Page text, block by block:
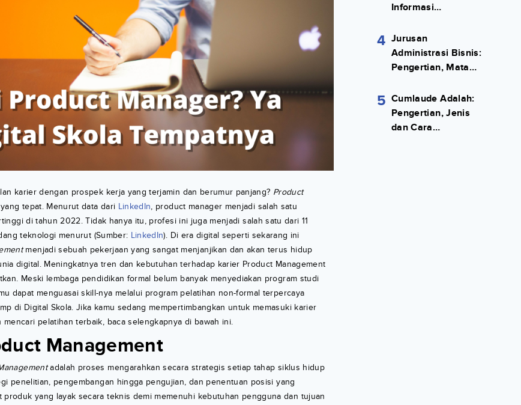
karier dengan prospek kerja yang terjamin dan berumur panjang? Product
tepat. Menurut data dari LinkedIn, product manager menjadi salah satu
di tahun 2022. Tidak hanya itu, profesi ini juga menjadi salah satu dari 11
teknologi menurut (Sumber: LinkedIn). Di era digital seperti sekarang ini
menjadi sebuah pekerjaan yang sangat menjanjikan dan akan terus hidup
digital. Meningkatnya tren dan kebutuhan terhadap karier Product Management
Meski lembaga pendidikan formal belum banyak menyediakan program studi
dapat menguasai skill-nya melalui program pelatihan non-formal terpercaya
di Digital Skola. Jika kamu sedang mempertimbangkan untuk memasuki karier
mencari pelatihan terbaik, baca selengkapnya di bawah ini.
Management
adalah proses mengarahkan secara strategis setiap tahap siklus hidup
penelitian, pengembangan hingga pengujian, dan penentuan posisi yang
produk yang layak secara teknis demi memenuhi kebutuhan pengguna dan tujuan
Informasi
4 Jurusan
Administrasi Bisnis:
Pengertian, Mata
Kerja Lengkap
5 Cumlaude Adalah:
Pengertian, Jenis
dan Cara